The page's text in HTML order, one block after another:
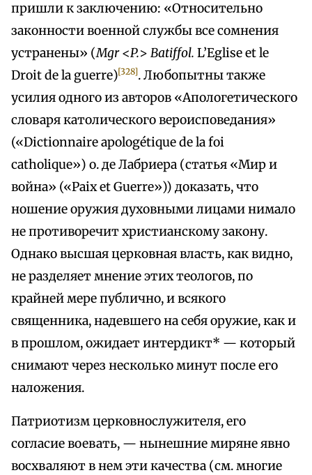
пришли к заключению: «Относительно
законности военной службы все сомнения
устранены» (Mgr<P.> Batiffol. L’Eglise et le
Droit de la guerre)[328]. Любопытны также
усилия одного из авторов «Апологетического
словаря католического вероисповедания»
(«Dictionnaire apologétique de la foi
catholique») о. де Лабриера (статья «Мир и
война» («Paix et Guerre»)) доказать, что
ношение оружия духовными лицами нимало
не противоречит христианскому закону.
Однако высшая церковная власть, как видно,
не разделяет мнение этих теологов, по
крайней мере публично, и всякого
священника, надевшего на себя оружие, как и
в прошлом, ожидает интердикт* — который
снимают через несколько минут после его
наложения.
Патриотизм церковнослужителя, его
согласие воевать, — нынешние миряне явно
восхваляют в нем эти качества (см. многие